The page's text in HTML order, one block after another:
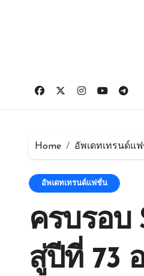
Home อัพเดทเทรนด์แ
อัพเดทเทรนด์แฟชั่น
ครบรอบ
สู่ปีที่ 73